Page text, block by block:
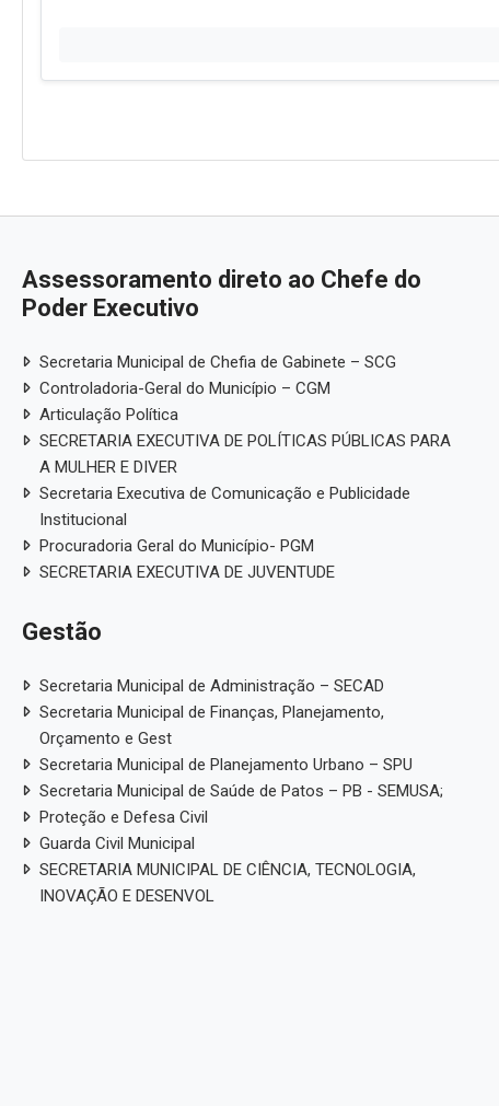
Assessoramento direto ao Chefe do
Poder Executivo
Secretaria Municipal de Chefia de Gabinete – SCG
Controladoria-Geral do Município – CGM
Articulação Política
SECRETARIA EXECUTIVA DE POLÍTICAS PÚBLICAS PARA
A MULHER E DIVER
Secretaria Executiva de Comunicação e Publicidade
Institucional
Procuradoria Geral do Município- PGM
SECRETARIA EXECUTIVA DE JUVENTUDE
Gestão
Secretaria Municipal de Administração – SECAD
Secretaria Municipal de Finanças, Planejamento,
Orçamento e Gest
Secretaria Municipal de Planejamento Urbano – SPU
Secretaria Municipal de Saúde de Patos – PB - SEMUSA;
Proteção e Defesa Civil
Guarda Civil Municipal
SECRETARIA MUNICIPAL DE CIÊNCIA, TECNOLOGIA,
INOVAÇÃO E DESENVOL